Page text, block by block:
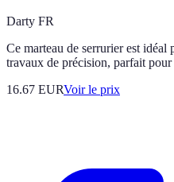
Darty FR
Ce marteau de serrurier est idéal
travaux de précision, parfait
16.67 EURVoir le prix